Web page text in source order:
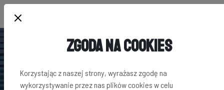
Zgoda na Cookies
Korzystając z naszej strony, wyrażasz zgodę na
wykorzystywanie przez nas plików cookies w celu